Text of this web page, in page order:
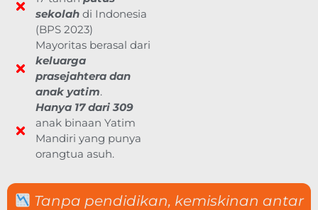
sekolahdi Indonesia
(BPS 2023)
Mayoritas berasal dari
keluarga
prasejahtera dan
anak yatim.
Hanya 17 dari 309
anak binaan Yatim
Mandiri yang punya
orangtua asuh.
Tanpa pendidikan, kemiskinan antar